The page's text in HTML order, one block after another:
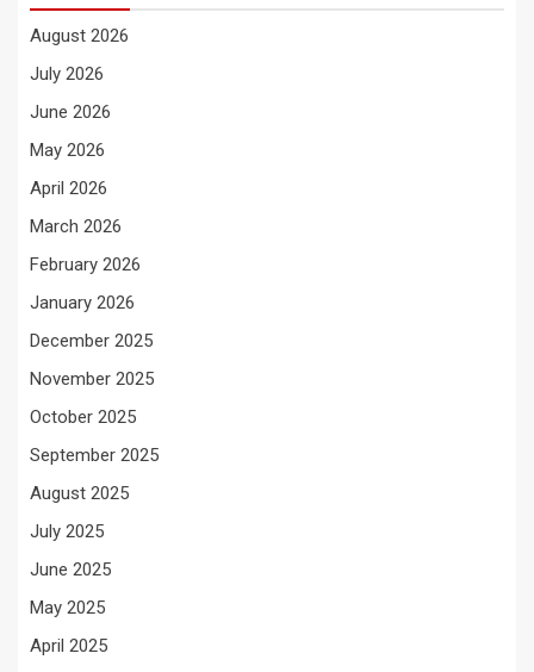
August 2026
July 2026
June 2026
May 2026
April 2026
March 2026
February 2026
January 2026
December 2025
November 2025
October 2025
September 2025
August 2025
July 2025
June 2025
May 2025
April 2025